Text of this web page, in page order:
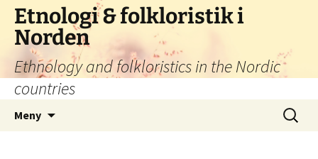
Hoppa
innehåll
Etnologi & folkloristik i
Norden
Ethnology and folkloristics in the Nordic
countries
Meny
Sök
efter: